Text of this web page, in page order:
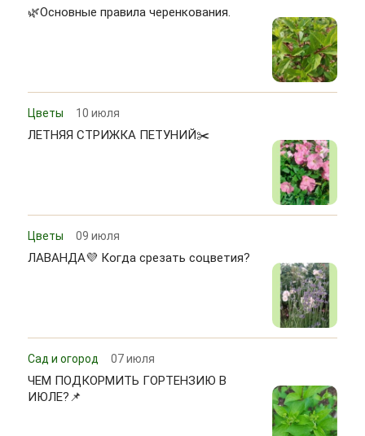
🌿Основные правила черенкования.
Цветы 10 июля
ЛЕТНЯЯ СТРИЖКА ПЕТУНИЙ✂️
Цветы 09 июля
ЛАВАНДА💜 Когда срезать соцветия?
Сад и огород 07 июля
ЧЕМ ПОДКОРМИТЬ ГОРТЕНЗИЮ В
ИЮЛЕ?📌